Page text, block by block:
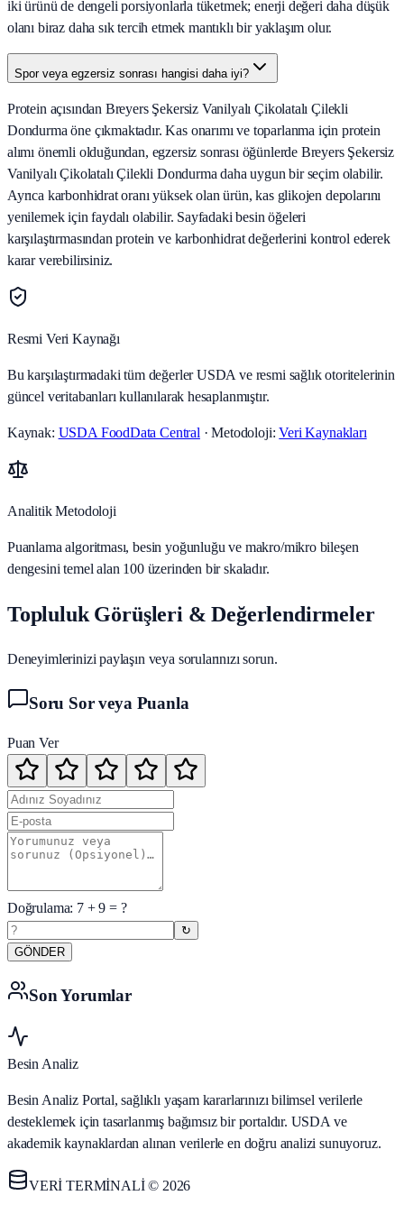
iki ürünü de dengeli porsiyonlarla tüketmek; enerji değeri daha düşük
olanı biraz daha sık tercih etmek mantıklı bir yaklaşım olur.
Spor veya egzersiz sonrası hangisi daha iyi?
Protein açısından Breyers Şekersiz Vanilyalı Çikolatalı Çilekli
Dondurma öne çıkmaktadır. Kas onarımı ve toparlanma için protein
alımı önemli olduğundan, egzersiz sonrası öğünlerde Breyers Şekersiz
Vanilyalı Çikolatalı Çilekli Dondurma daha uygun bir seçim olabilir.
Ayrıca karbonhidrat oranı yüksek olan ürün, kas glikojen depolarını
yenilemek için faydalı olabilir. Sayfadaki besin öğeleri
karşılaştırmasından protein ve karbonhidrat değerlerini kontrol ederek
karar verebilirsiniz.
Resmi Veri Kaynağı
Bu karşılaştırmadaki tüm değerler USDA ve resmi sağlık otoritelerinin
güncel veritabanları kullanılarak hesaplanmıştır.
Kaynak: USDA FoodData Central · Metodoloji:Veri Kaynakları
Analitik Metodoloji
Puanlama algoritması, besin yoğunluğu ve makro/mikro bileşen
dengesini temel alan 100 üzerinden bir skaladır.
Topluluk Görüşleri & Değerlendirmeler
Deneyimlerinizi paylaşın veya sorularınızı sorun.
Soru Sor veya Puanla
Puan Ver
Doğrulama: 7+9 = ?
↻
GÖNDER
Son Yorumlar
Besin Analiz
Besin Analiz Portal, sağlıklı yaşam kararlarınızı bilimsel verilerle
desteklemek için tasarlanmış bağımsız bir portaldır. USDA ve
akademik kaynaklardan alınan verilerle en doğru analizi sunuyoruz.
VERİ TERMİNALİ © 2026